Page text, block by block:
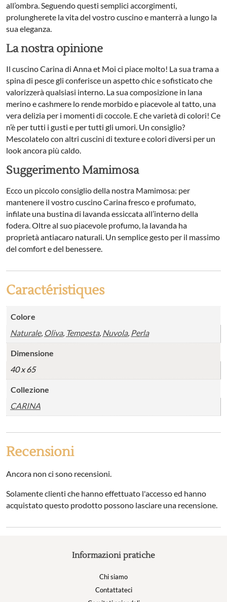
all’ombra. Seguendo questi semplici accorgimenti,
prolungherete la vita del vostro cuscino e manterrà a lungo la
sua eleganza.
La nostra opinione
Il cuscino Carina di Anna et Moi ci piace molto! La sua trama a
spina di pesce gli conferisce un aspetto chic e sofisticato che
valorizzerà qualsiasi interno. La sua composizione in lana
merino e cashmere lo rende morbido e piacevole al tatto, una
vera delizia per i momenti di coccole. E che varietà di colori! Ce
n’è per tutti i gusti e per tutti gli umori. Un consiglio?
Mescolatelo con altri cuscini di texture e colori diversi per un
look ancora più caldo.
Suggerimento Mamimosa
Ecco un piccolo consiglio della nostra Mamimosa: per
mantenere il vostro cuscino Carina fresco e profumato,
infilate una bustina di lavanda essiccata all’interno della
fodera. Oltre al suo piacevole profumo, la lavanda ha
proprietà antiacaro naturali. Un semplice gesto per il massimo
del comfort e del benessere.
Caractéristiques
Colore
Naturale, Oliva, Tempesta, Nuvola, Perla
Dimensione
40 x 65
Collezione
CARINA
Recensioni
Ancora non ci sono recensioni.
Solamente clienti che hanno effettuato l'accesso ed hanno
acquistato questo prodotto possono lasciare una recensione.
Informazioni pratiche
Chi siamo
Contattateci